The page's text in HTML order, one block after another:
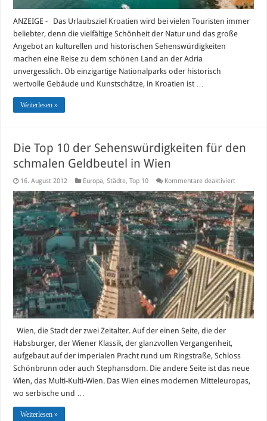
ANZEIGE - Das Urlaubsziel Kroatien wird bei vielen Touristen immer
beliebter, denn die vielfältige Schönheit der Natur und das große
Angebot an kulturellen und historischen Sehenswürdigkeiten
machen eine Reise zu dem schönen Land an der Adria
unvergesslich. Ob einzigartige Nationalparks oder historisch
wertvolle Gebäude und Kunstschätze, in Kroatien ist …
Weiterlesen »
Die Top 10 der Sehenswürdigkeiten für den
schmalen Geldbeutel in Wien
16. August 2012 Europa,Städte,Top 10 Kommentare deaktiviertfür
Top
10
der
für
den
schmalen
Geldbeutel
in
Wien
Wien, die Stadt der zwei Zeitalter. Auf der einen Seite, die der
Habsburger, der Wiener Klassik, der glanzvollen Vergangenheit,
aufgebaut auf der imperialen Pracht rund um Ringstraße, Schloss
Schönbrunn oder auch Stephansdom. Die andere Seite ist das neue
Wien, das Multi-Kulti-Wien. Das Wien eines modernen Mitteleuropas,
wo serbische und …
Weiterlesen »